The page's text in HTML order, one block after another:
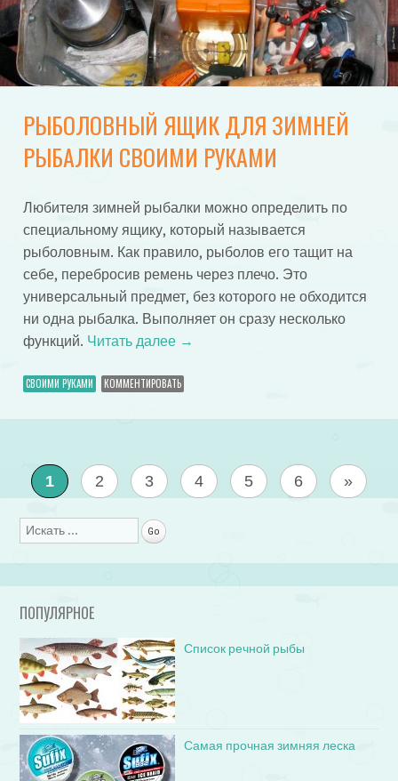
РЫБОЛОВНЫЙ ЯЩИК ДЛЯ ЗИМНЕЙ
РЫБАЛКИ СВОИМИ РУКАМИ
Любителя зимней рыбалки можно определить по
специальному ящику, который называется
рыболовным. Как правило, рыболов его тащит на
себе, перебросив ремень через плечо. Это
универсальный предмет, без которого не обходится
ни одна рыбалка. Выполняет он сразу несколько
функций. Читать далее →
СВОИМИ РУКАМИ КОММЕНТИРОВАТЬ
1 2 3 4 5 6 »
Поиск
ПОПУЛЯРНОЕ
Список речной рыбы
Самая прочная зимняя леска